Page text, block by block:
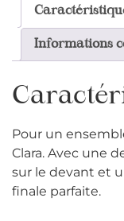
Informations
Pour un
Clara. Avec une
sur le devant et
finale parfaite.